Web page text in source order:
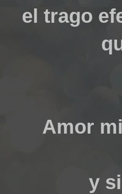
el trago
Amor
y